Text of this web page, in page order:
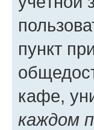
пункт
кафе,
каждом